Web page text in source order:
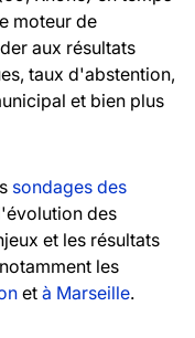
moteur de
aux résultats
taux d'abstention,
et bien plus
sondages des
des
et les résultats
les
et à Marseille.